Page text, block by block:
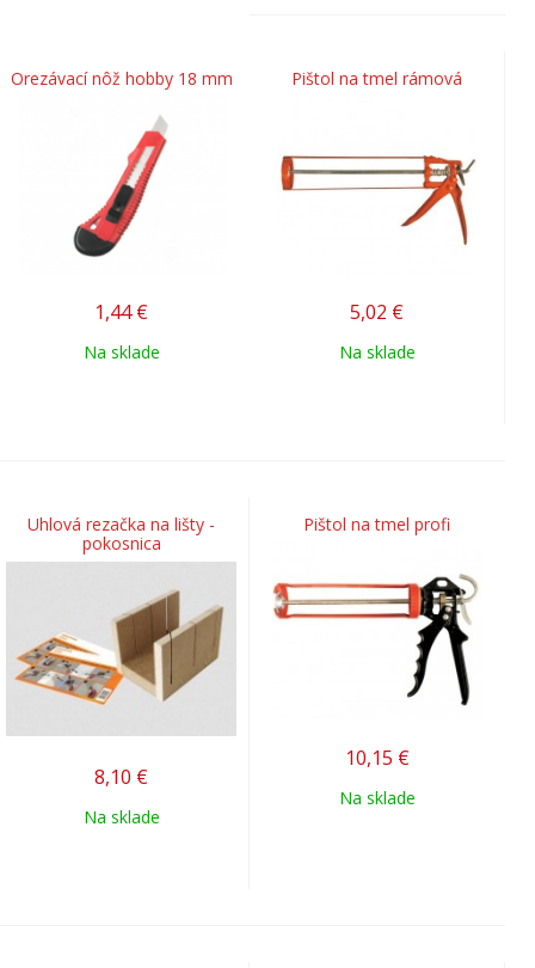
Orezávací nôž hobby 18 mm
1,44 €
Na sklade
Pištol na tmel rámová
5,02 €
Na sklade
Uhlová rezačka na lišty -
pokosnica
8,10 €
Na sklade
Pištol na tmel profi
10,15 €
Na sklade